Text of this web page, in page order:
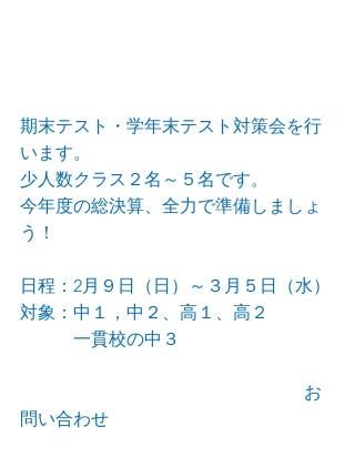
期末テスト・学年末テスト対策会を行
います。
少人数クラス２名～５名です。
今年度の総決算、全力で準備しましょ
う！
日程：2月９日（日）～３月５日（水）
対象：中１，中２、高１、高２
一貫校の中３
お
問い合わせ